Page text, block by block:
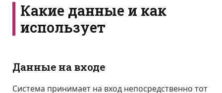
Какие данные и как
использует
Данные на входе
Система принимает на вход непосредственно тот